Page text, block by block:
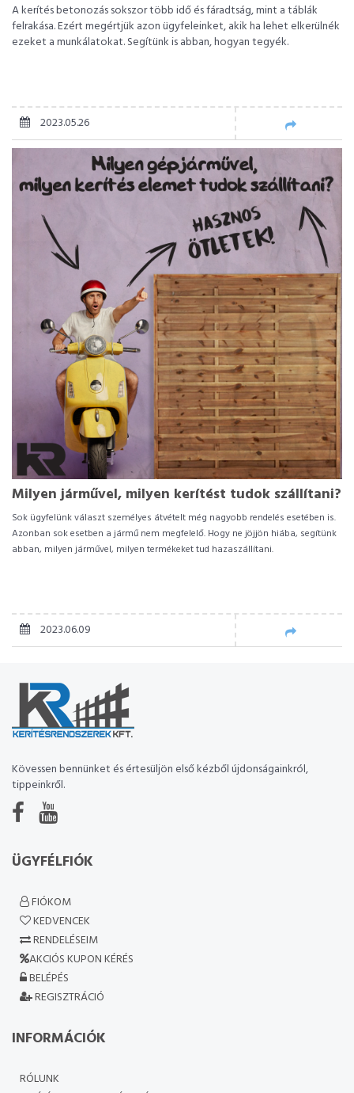
A kerítés betonozás sokszor több idő és fáradtság, mint a táblák
felrakása. Ezért megértjük azon ügyfeleinket, akik ha lehet elkerülnék
ezeket a munkálatokat. Segítünk is abban, hogyan tegyék.
2023.05.26
Milyen járművel, milyen kerítést tudok szállítani?
Sok ügyfelünk választ személyes átvételt még nagyobb rendelés esetében is.
Azonban sok esetben a jármű nem megfelelő. Hogy ne jöjjön hiába, segítünk
abban, milyen járművel, milyen termékeket tud hazaszállítani.
2023.06.09
Kövessen bennünket és értesüljön első kézből újdonságainkról,
tippeinkről.
ÜGYFÉLFIÓK
FIÓKOM
KEDVENCEK
RENDELÉSEIM
AKCIÓS KUPON KÉRÉS
BELÉPÉS
REGISZTRÁCIÓ
INFORMÁCIÓK
RÓLUNK